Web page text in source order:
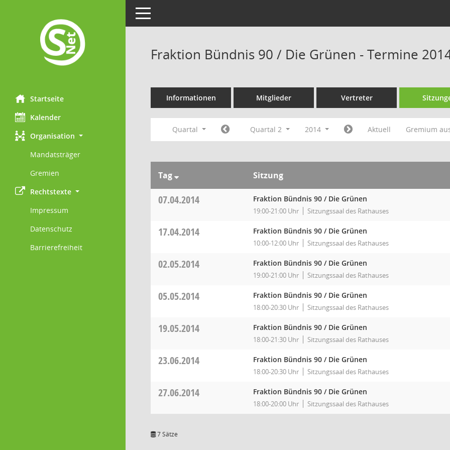
Startseite
Kalender
Organisation
Mandatsträger
Gremien
Rechtstexte
Impressum
Datenschutz
Barrierefreiheit
Toggle navigation
Fraktion Bündnis 90 / Die Grünen - Termine
Informationen Mitglieder Vertreter
Quartal Quartal 2 2014 Aktuell Gremium
Tag Sitzung
07.04.2014 Fraktion Bündnis 90 / Die Grünen
19:00-21:00 Uhr Sitzungssaal des Rathauses
17.04.2014 Fraktion Bündnis 90 / Die Grünen
10:00-12:00 Uhr Sitzungssaal des Rathauses
02.05.2014 Fraktion Bündnis 90 / Die Grünen
19:00-21:00 Uhr Sitzungssaal des Rathauses
05.05.2014 Fraktion Bündnis 90 / Die Grünen
18:00-20:30 Uhr Sitzungssaal des Rathauses
19.05.2014 Fraktion Bündnis 90 / Die Grünen
18:00-21:30 Uhr Sitzungssaal des Rathauses
23.06.2014 Fraktion Bündnis 90 / Die Grünen
18:00-20:30 Uhr Sitzungssaal des Rathauses
27.06.2014 Fraktion Bündnis 90 / Die Grünen
18:00-20:00 Uhr Sitzungssaal des Rathauses
7 Sätze